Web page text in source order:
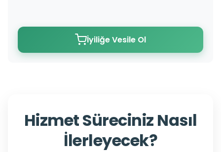
İyiliğe Vesile Ol
Hizmet Süreciniz Nasıl
İlerleyecek?